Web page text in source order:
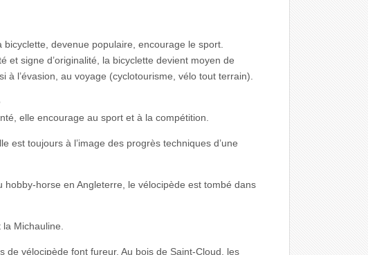
bicyclette, devenue populaire, encourage le sport.
et signe d’originalité, la bicyclette devient moyen de
à l’évasion, au voyage (cyclotourisme, vélo tout terrain).
elle encourage au sport et à la compétition.
est toujours à l’image des progrès techniques d’une
horse en Angleterre, le vélocipède est tombé dans
Michauline.
de vélocipède font fureur. Au bois de Saint-Cloud, les